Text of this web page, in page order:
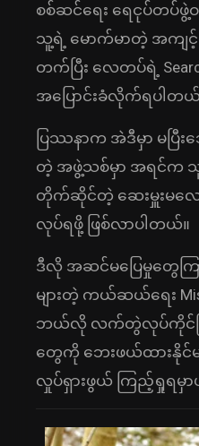
စစ်ဆင်ရေး ရေငုပ်တပ်ဖွဲ့
သူ့ရဲ့ မောက်မာတဲ့ အကျင့်
တက်ပြီး လေတပ်ရဲ့
အပြောင်းခံလိုက်ရပါတ
ပြဿနာက အဲဒီမှာ မပြီး
တဲ့ အဖွဲ့သစ်မှာ အရင်က သူ
တိုက်ဆိုင်တဲ့ ဆေးမှူးမလ
လုပ်ရဖို့ ဖြစ်လာပါတယ်။
ဒီလို အဆင်မပြေမှုတွေ
များတဲ့ ကယ်ဆယ်ရေး
ဘယ်လို လက်တွဲလုပ်ကိုင်က
တွေကို ဘေးဖယ်ထားနို
လှုပ်ရှားဖွယ် ကြည့်ရှုရမှာပ